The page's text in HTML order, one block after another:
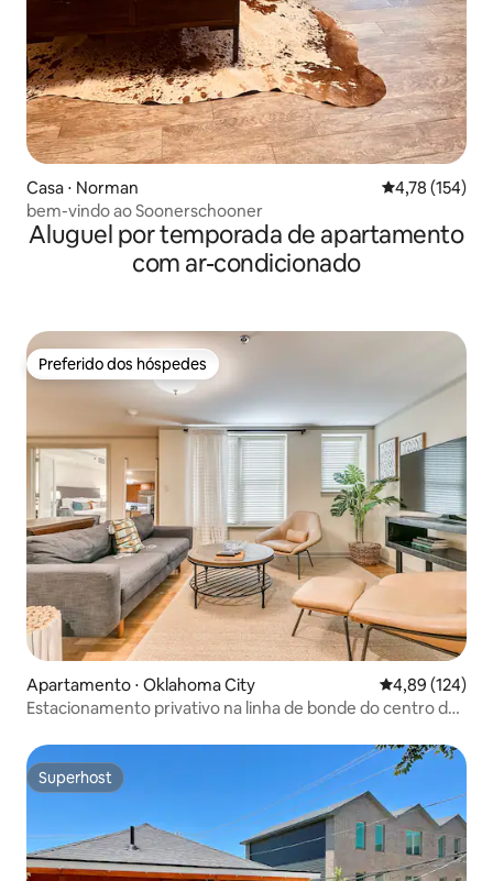
Casa ⋅ Norman 4,78 de uma
4,78 (154)
bem-vindo ao Soonerschooner
Aluguel por temporada de apartamento
com ar-condicionado
Preferido dos hóspedes
Preferido dos hóspedes
Apartamento ⋅ Oklahoma City 4,89 de uma
4,89 (124)
Estacionamento privativo na linha de bonde do centro da
Superhost
Superhost